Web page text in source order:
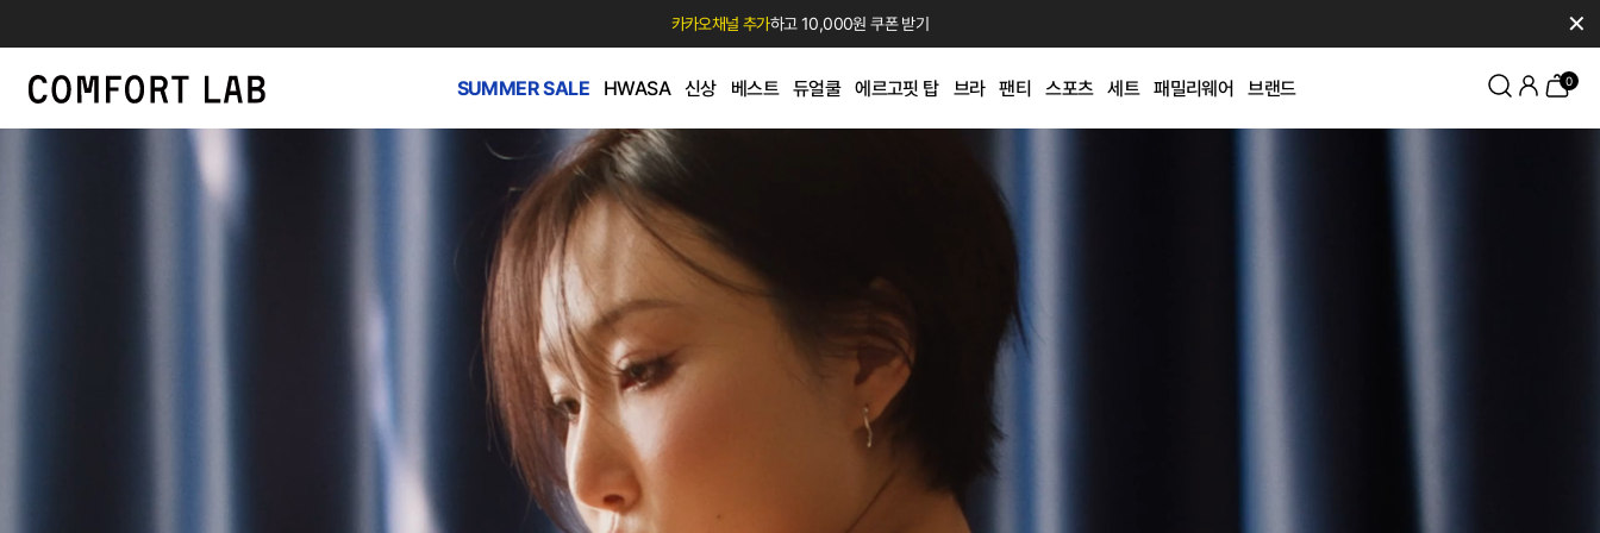
카카오채널 추가하고 10,000원 쿠폰 받기 ✕
SUMMER SALE HWASA 신상 베스트 듀얼쿨 에르고핏 탑 브라 팬티 스포츠 세트 패밀리웨어 브랜드 0